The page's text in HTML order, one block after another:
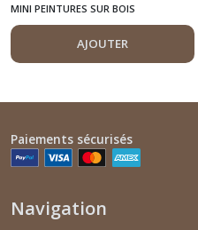
MINI PEINTURES SUR BOIS
AJOUTER
Paiements sécurisés
Navigation